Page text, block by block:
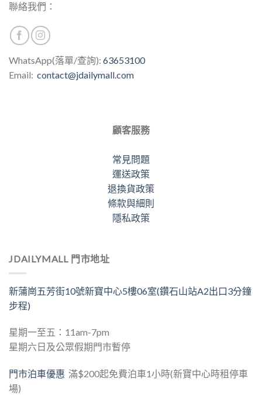
聯絡我們：
WhatsApp(落單/查詢): 63653100
Email: contact@jdailymall.com
顧客服務
常見問題
運送政策
退換貨政策
條款與細則
隱私政策
JDAILYMALL 門市地址
新蒲崗五芳街10號新寶中心5樓06室(鑽石山站A2出口3分鐘
步程)
星期一至五：11am-7pm
星期六日及公眾假期門市暫停
門市泊車優惠 滿$200起免費泊車1小時(新寶中心時租停車
場)